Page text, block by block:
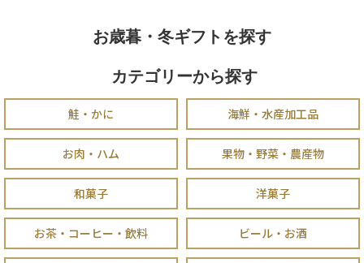
お歳暮・冬ギフトを探す
カテゴリーから探す
鮭・かに 海鮮・水産加工品
お肉・ハム 果物・野菜・農産物
和菓子 洋菓子
お茶・コーヒー・飲料 ビール・お酒